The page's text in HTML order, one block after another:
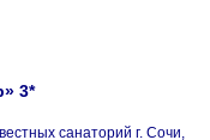
3*
санаторий г. Сочи,